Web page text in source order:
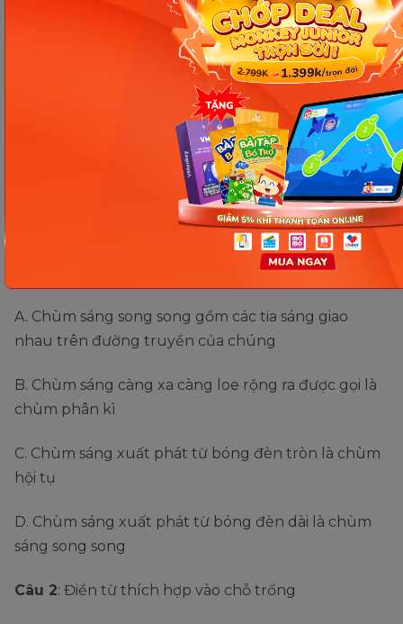
Giải đáp một số câu hỏi về
Bạn có tự tin rằng mình đã nắm vững hết kiến thức
cơ bản về bài học này chưa? Hãy cùng Monkey bắt
đầu với những bài tập liên quan đến sự truyền của
A. Chùm sáng song song gồm các tia sáng giao
nhau trên đường truyền của chúng
B. Chùm sáng càng xa càng loe rộng ra được gọi là
chùm phân kì
C. Chùm sáng xuất phát từ bóng đèn tròn là chùm
hội tụ
D. Chùm sáng xuất phát từ bóng đèn dài là chùm
sáng song song
Câu 2: Điền từ thích hợp vào chỗ trống